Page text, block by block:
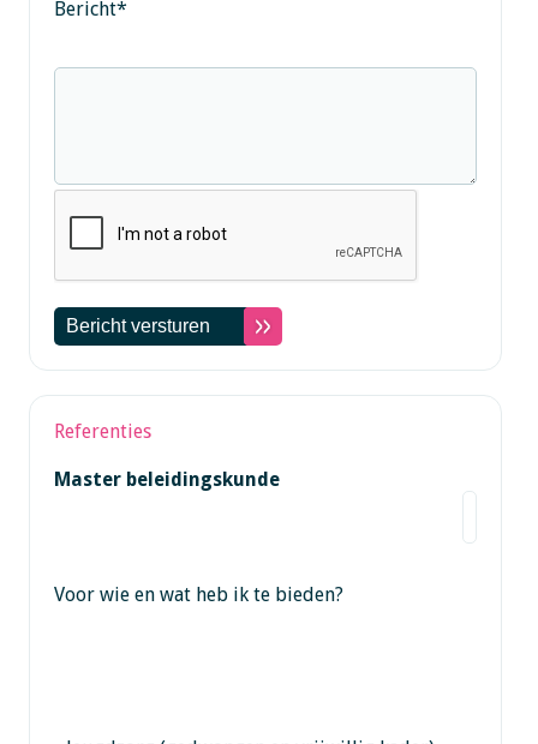
Bericht*
Referenties
Master beleidingskunde
Voor wie en wat heb ik te bieden?